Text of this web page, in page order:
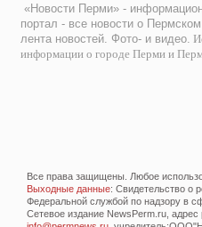
«Новости Перми» -
портал - все новости о
лента новостей. Фото- и видео.
информации о городе Перми и
Все права защищены. Любое
Выходные данные: Свидетельство о
Федеральной службой по надзору в
Сетевое издание NewsPerm.ru,